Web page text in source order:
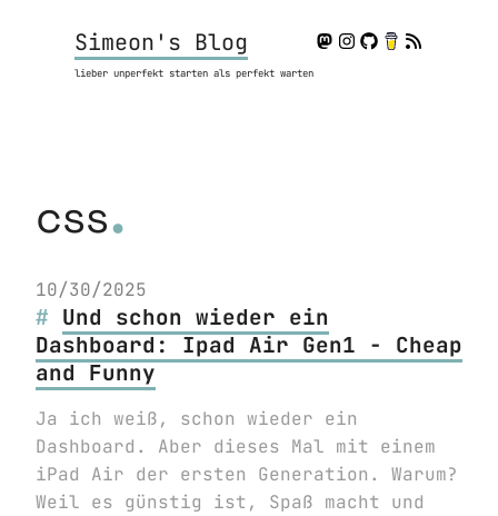
Simeon's Blog
lieber unperfekt starten als perfekt warten
css.
10/30/2025
Und schon wieder ein
Dashboard: Ipad Air Gen1 - Cheap
and Funny
Ja ich weiß, schon wieder ein
Dashboard. Aber dieses Mal mit einem
iPad Air der ersten Generation. Warum?
Weil es günstig ist, Spaß macht und